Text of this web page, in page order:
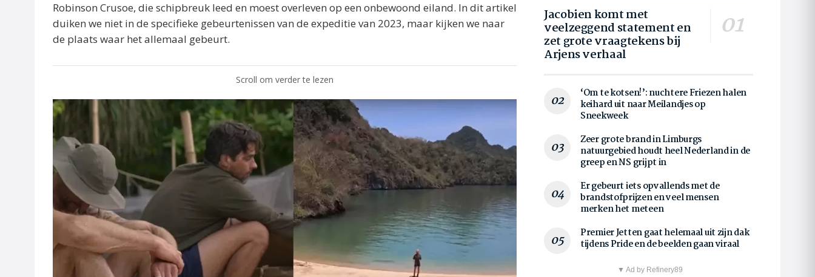
Robinson Crusoe, die schipbreuk leed en moest overleven op een onbewoond eiland. In dit artikel
duiken we niet in de specifieke gebeurtenissen van de expeditie van 2023, maar kijken we naar
de plaats waar het allemaal gebeurt.
Scroll om verder te lezen
Jacobien komt met
veelzeggend statement en
zet grote vraagtekens bij
Arjens verhaal
‘Om te kotsen!’: nuchtere Friezen halen
keihard uit naar Meilandjes op
Sneekweek
Zeer grote brand in Limburgs
natuurgebied houdt heel Nederland in de
greep en NS grijpt in
Er gebeurt iets opvallends met de
brandstofprijzen en veel mensen
merken het meteen
Premier Jetten gaat helemaal uit zijn dak
tijdens Pride en de beelden gaan viraal
▼ Ad by Refinery89